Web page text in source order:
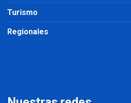
Turismo
Regionales